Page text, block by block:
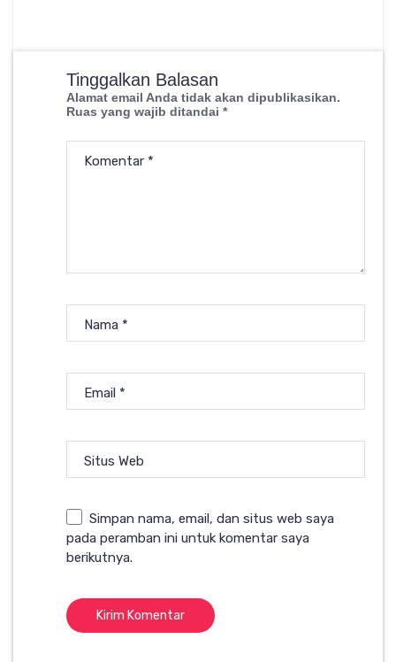
Tinggalkan Balasan
Alamat email Anda tidak akan dipublikasikan.
Ruas yang wajib ditandai *
Komentar *
Nama *
Email *
Situs Web
Simpan nama, email, dan situs web saya
pada peramban ini untuk komentar saya
berikutnya.